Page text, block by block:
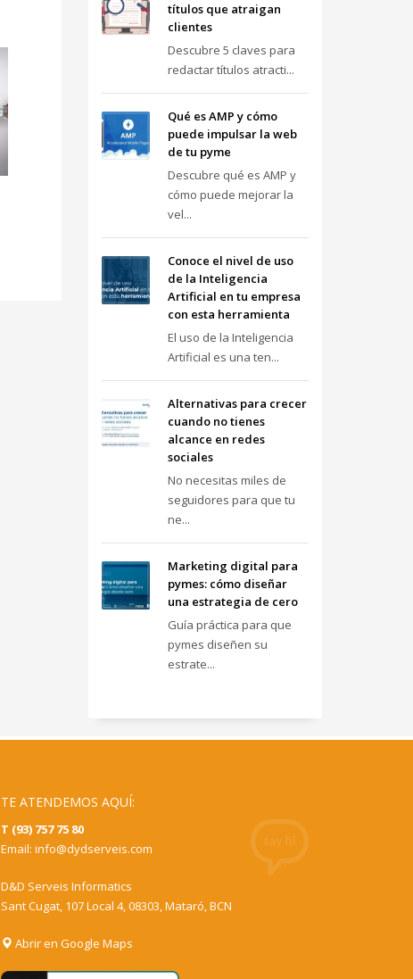
títulos que atraigan
clientes
Descubre 5 claves para
redactar títulos atracti...
Qué es AMP y cómo
puede impulsar la web
de tu pyme
Descubre qué es AMP y
cómo puede mejorar la
vel...
Conoce el nivel de uso
de la Inteligencia
Artificial en tu empresa
con esta herramienta
El uso de la Inteligencia
Artificial es una ten...
Alternativas para crecer
cuando no tienes
alcance en redes
sociales
No necesitas miles de
seguidores para que tu
ne...
Marketing digital para
pymes: cómo diseñar
una estrategia de cero
Guía práctica para que
pymes diseñen su
estrate...
TE ATENDEMOS AQUÍ:
T (93) 757 75 80
Email: info@dydserveis.com
D&D Serveis Informatics
Sant Cugat, 107 Local 4, 08303, Mataró, BCN
Abrir en Google Maps